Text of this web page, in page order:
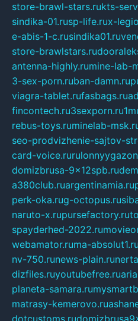
store-brawl-stars.rukts-
sindika-01.rusp-life.rux-
e-abis-1-c.rusindika01.ru
store-brawlstars.ru
antenna-highly.rumine-lab-
3-sex-porn.ruban-damn.ru
viagra-tablet.rufasbags.ru
fincontech.ru3sexporn.ru
rebus-toys.ruminelab-
seo-prodvizhenie-sajtov-
card-voice.ru
domizbrusa-9x12spb.ru
a380club.ruargentinamia.ru
perk-oka.rug-octopus.ru
naruto-x.rupursefactory.ru
spayderhed-2022.ru
webamator.ruma-absolut1.ru
nv-750.runews-plain.ru
dizfiles.ruyoutubefree.ru
planeta-samara.ru
matrasy-kemerovo.ru